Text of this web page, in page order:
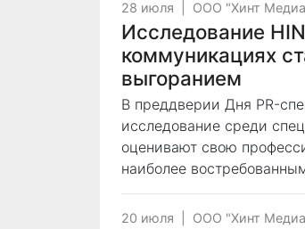
28 июля ООО "Хинт
Исследование
коммуникациях
выгоранием
В преддверии Дня PR-
исследование среди
оценивают свою
наиболее
20 июля ООО "Хинт